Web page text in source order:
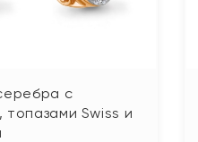
с
топазами Swiss и